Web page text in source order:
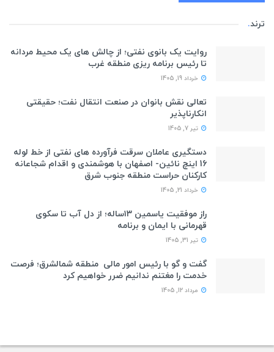
ترند.
روایت یک بانوی نفتی؛ از چالش های یک محیط مردانه
تا رئیس برنامه ریزی منطقه غرب
خرداد 19, 1405
تعالی نقش بانوان در صنعت انتقال نفت؛ حقیقتی
انکارناپذیر
تیر 7, 1405
دستگیری عاملان سرقت فرآورده های نفتی از خط لوله
16 اینچ نائین- اصفهان با هوشمندی و اقدام شجاعانه
کارکنان حراست منطقه جنوب شرق
خرداد 21, 1405
راز موفقیت یاسمین ۱۳ساله؛ از دل آب تا سکوی
قهرمانی با ایمان و برنامه
تیر 31, 1405
گفت و گو با رئیس امور مالی منطقه شمالشرق؛ فرصت
خدمت را مغتنم ندانیم ضرر خواهیم کرد
مرداد 12, 1405